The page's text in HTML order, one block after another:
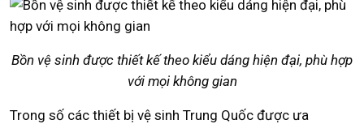
Bồn vệ sinh được thiết kế theo kiểu dáng hiện đại, phù hợp
với mọi không gian
Trong số các thiết bị vệ sinh Trung Quốc được ưa